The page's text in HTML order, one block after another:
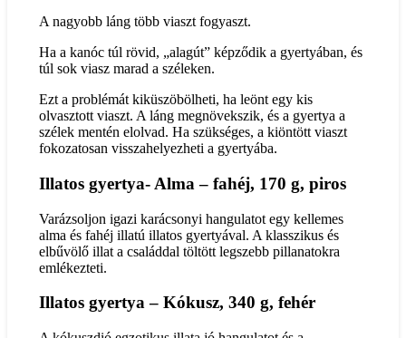
A nagyobb láng több viaszt fogyaszt.
Ha a kanóc túl rövid, „alagút” képződik a gyertyában, és
túl sok viasz marad a széleken.
Ezt a problémát kiküszöbölheti, ha leönt egy kis
olvasztott viaszt. A láng megnövekszik, és a gyertya a
szélek mentén elolvad. Ha szükséges, a kiöntött viaszt
fokozatosan visszahelyezheti a gyertyába.
Illatos gyertya- Alma – fahéj, 170 g, piros
Varázsoljon igazi karácsonyi hangulatot egy kellemes
alma és fahéj illatú illatos gyertyával. A klasszikus és
elbűvölő illat a családdal töltött legszebb pillanatokra
emlékezteti.
Illatos gyertya – Kókusz, 340 g, fehér